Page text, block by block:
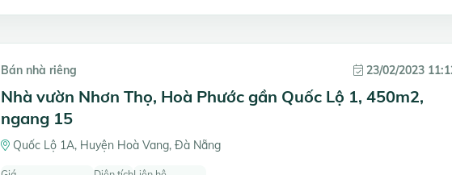
Bán nhà riêng 23/02/2023
Nhà vườn Nhơn Thọ, Hoà Phước gần Quốc Lộ 1, 450m2,
ngang 15
Quốc Lộ 1A, Huyện Hoà Vang, Đà Nẵng